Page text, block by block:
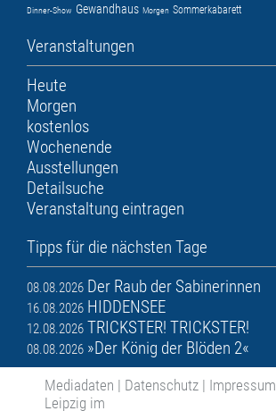
Dinner-Show Gewandhaus Morgen Sommerkabarett
Veranstaltungen
Heute
Morgen
kostenlos
Wochenende
Ausstellungen
Detailsuche
Veranstaltung eintragen
Tipps für die nächsten Tage
08.08.2026 Der Raub der Sabinerinnen
16.08.2026 HIDDENSEE
12.08.2026 TRICKSTER! TRICKSTER!
08.08.2026 »Der König der Blöden 2«
Mediadaten | Datenschutz | Impressum
Leipzig im